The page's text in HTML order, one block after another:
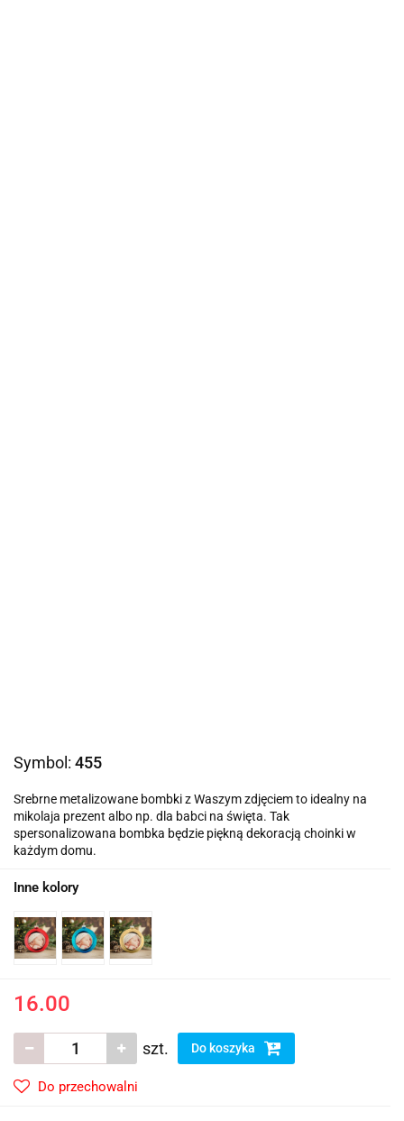
Symbol: 455
Srebrne metalizowane bombki z Waszym zdjęciem to idealny na
mikolaja prezent albo np. dla babci na święta. Tak
spersonalizowana bombka będzie piękną dekoracją choinki w
każdym domu.
Inne kolory
16.00
szt. Do koszyka
Do przechowalni